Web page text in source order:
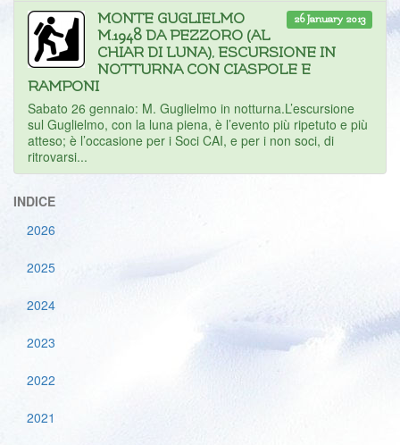
26 January 2013
MONTE GUGLIELMO
M.1948 DA PEZZORO (AL
CHIAR DI LUNA), ESCURSIONE IN
NOTTURNA CON CIASPOLE E
RAMPONI
Sabato 26 gennaio: M. Guglielmo in notturna.L’escursione
sul Guglielmo, con la luna piena, è l’evento più ripetuto e più
atteso; è l’occasione per i Soci CAI, e per i non soci, di
ritrovarsi...
INDICE
2026
2025
2024
2023
2022
2021